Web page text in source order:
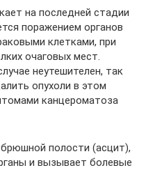
на последней стадии
поражением органов
клетками, при
очаговых мест.
неутешителен, так
опухоли в этом
канцероматоза
полости (асцит),
и вызывает болевые